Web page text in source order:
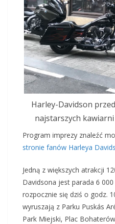
Harley-Davidson
najstarszych
Program imprezy znaleźć
stronie fanów Harleya
Jedną z większych atrakcji
Davidsona jest parada 6
rozpocznie się dziś o godz.
wyruszają z Parku Puskás
Park Miejski, Plac